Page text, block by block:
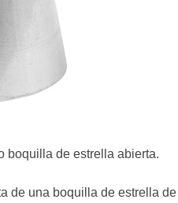
boquilla de estrella abierta.
de una boquilla de estrella